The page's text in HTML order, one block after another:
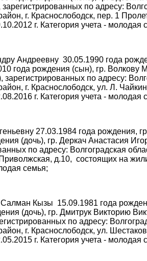
по адресу:
г. Краснослободск, пер. 1
г. Категория учета - молодая
Андреевну 30.05.1990 года
года рождения (сын), гр. Волкову
зарегистрированных по адресу:
г. Краснослободск, ул. Л.
г. Категория учета - молодая
27.03.1984 года
(дочь), гр. Деркач Анастасия
по адресу: Волгоградская
д.10, состоящих на
семья;
Салман Кызы 15.09.1981 года
(дочь), гр. Дмитрук Викторию
по адресу:
г. Краснослободск, ул.
г. Категория учета - молодая